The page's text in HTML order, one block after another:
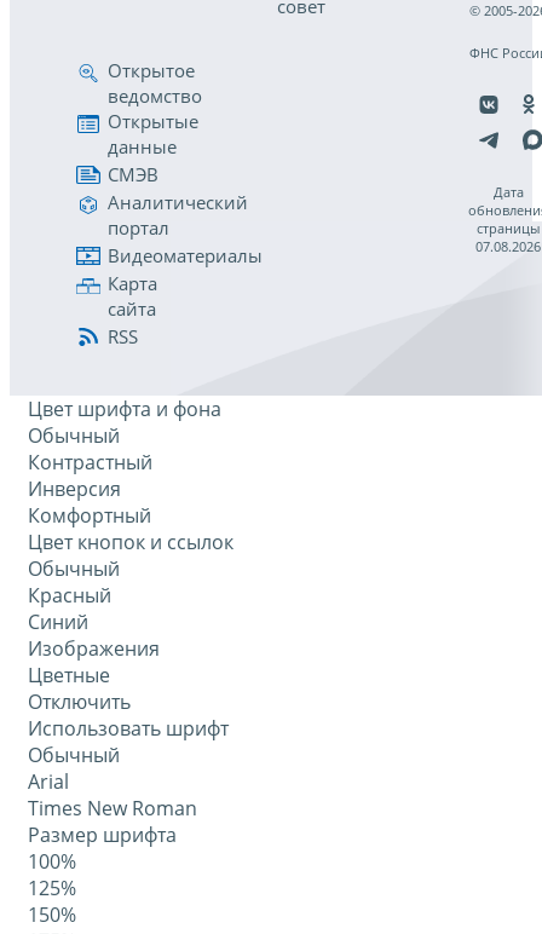
совет
Открытое
ведомство
Открытые
данные
СМЭВ
Аналитический
портал
Видеоматериалы
Карта
сайта
RSS
© 2005-
ФНС
Дата
страницы
07.08.2026
Цвет шрифта и фона
Обычный
Контрастный
Инверсия
Комфортный
Цвет кнопок и ссылок
Обычный
Красный
Синий
Изображения
Цветные
Отключить
Использовать шрифт
Обычный
Arial
Times New Roman
Размер шрифта
100%
125%
150%